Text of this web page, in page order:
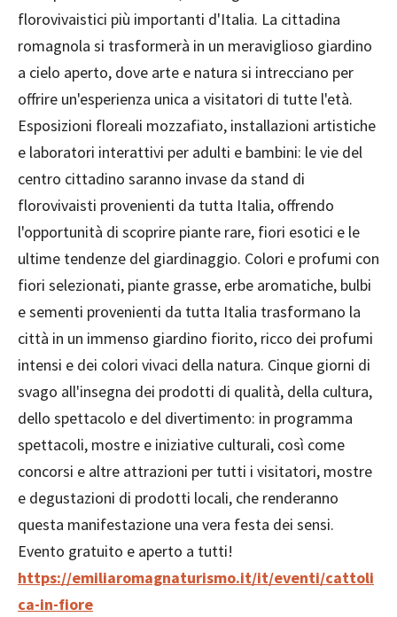
florovivaistici più importanti d'Italia. La cittadina
romagnola si trasformerà in un meraviglioso giardino
a cielo aperto, dove arte e natura si intrecciano per
offrire un'esperienza unica a visitatori di tutte l'età.
Esposizioni floreali mozzafiato, installazioni artistiche
e laboratori interattivi per adulti e bambini: le vie del
centro cittadino saranno invase da stand di
florovivaisti provenienti da tutta Italia, offrendo
l'opportunità di scoprire piante rare, fiori esotici e le
ultime tendenze del giardinaggio. Colori e profumi con
fiori selezionati, piante grasse, erbe aromatiche, bulbi
e sementi provenienti da tutta Italia trasformano la
città in un immenso giardino fiorito, ricco dei profumi
intensi e dei colori vivaci della natura. Cinque giorni di
svago all'insegna dei prodotti di qualità, della cultura,
dello spettacolo e del divertimento: in programma
spettacoli, mostre e iniziative culturali, così come
concorsi e altre attrazioni per tutti i visitatori, mostre
e degustazioni di prodotti locali, che renderanno
questa manifestazione una vera festa dei sensi.
Evento gratuito e aperto a tutti!
https://emiliaromagnaturismo.it/it/eventi/cattoli
ca-in-fiore